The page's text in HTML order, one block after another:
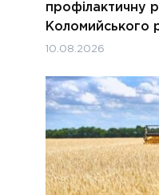
профілактичну
Коломийського
10.08.2026